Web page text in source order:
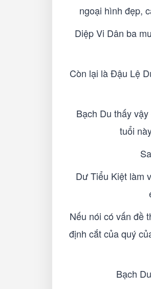
ngoại hình đẹp,
Diệp Vi Dân ba
Còn lại là Đậu Lệ
Bạch Du thấy
tuổi
Dư Tiểu Kiệt làm
Nếu nói có vấn đề
định cắt của quý
Bạch